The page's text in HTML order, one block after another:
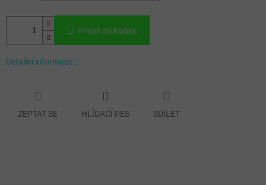
Přidat do košíku
Detailní informace
ZEPTAT SE HLÍDACÍ PES SDÍLET